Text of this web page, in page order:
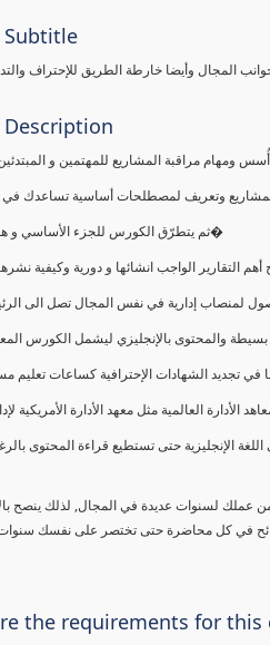
Subtitle
المجال وأيضا خارطة الطريق للإحتراف
Description
ومهام مراقبة المشاريع للمهتمين و
وتعريف لمصطلحات أساسية تساعدك
ثم يتطرّق الكورس للجزء الأساسي و هوا شرح لمها�
التقارير الواجب انشائها و دورية وكيفية
لمنصاب إدارية في نفس المجال تصل الى
والمحتوى بالإنجليزي ليشمل الكورس
تجديد الشهادات الإحترافية كساعات تعليم
العالمية مثل معهد الأدارة الأمريكية
الإنجليزية حتى تستطيع قراءة المحتوى
عملك لسنوات عديدة في المجال, لذلك ينصح
في كل محاضرة حتى تختصر على نفسك
the requirements for this